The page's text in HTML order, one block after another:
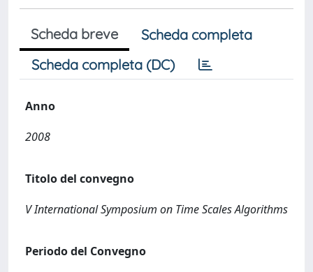
Scheda breve
Scheda completa
Scheda completa (DC)
Anno
2008
Titolo del convegno
V International Symposium on Time Scales Algorithms
Periodo del Convegno